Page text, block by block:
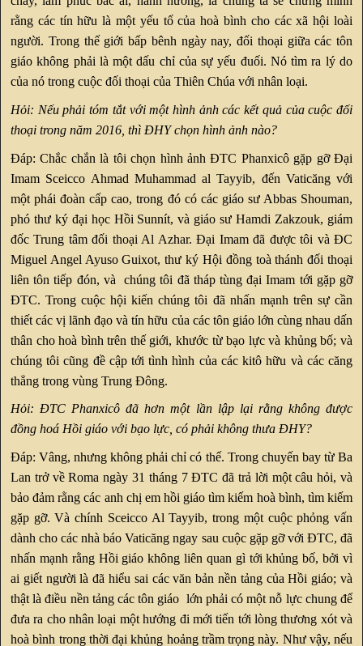
rằng các tín hữu là một yếu tố của hoà bình cho các xã hội loài
người. Trong thế giới bấp bênh ngày nay, đối thoại giữa các tôn
giáo không phải là một dấu chỉ của sự yếu đuối. Nó tìm ra lý do
của nó trong cuộc đối thoại của Thiên Chúa với nhân loại.
Hỏi: Nếu phải tóm tắt với một hình ảnh các kết quả của cuộc đối
thoại trong năm 2016, thì ĐHY chọn hình ảnh nào?
Đáp: Chắc chắn là tôi chọn hình ảnh ĐTC Phanxicô gặp gỡ Đại
Imam Sceicco Ahmad Muhammad al Tayyib, đến Vaticăng với
một phái đoàn cấp cao, trong đó có các giáo sư Abbas Shouman,
phó thư ký đại học Hồi Sunnít, và giáo sư Hamdi Zakzouk, giám
đốc Trung tâm đối thoại Al Azhar. Đại Imam đã được tôi và ĐC
Miguel Angel Ayuso Guixot, thư ký Hội đồng toà thánh đối thoại
liên tôn tiếp đón, và chúng tôi đã tháp tùng đại Imam tới gặp gỡ
ĐTC. Trong cuộc hội kiến chúng tôi đã nhấn mạnh trên sự cần
thiết các vị lãnh đạo và tín hữu của các tôn giáo lớn cùng nhau dấn
thân cho hoà bình trên thế giới, khước từ bạo lực và khủng bố; và
chúng tôi cũng đề cập tới tình hình của các kitô hữu và các căng
thẳng trong vùng Trung Đông.
Hỏi: ĐTC Phanxicô đã hơn một lần lập lại rằng không được
đồng hoá Hồi giáo với bạo lực, có phải không thưa ĐHY?
Đáp: Vâng, nhưng không phải chỉ có thế. Trong chuyến bay từ Ba
Lan trở về Roma ngày 31 tháng 7 ĐTC đã trả lời một câu hỏi, và
bảo đảm rằng các anh chị em hồi giáo tìm kiếm hoà bình, tìm kiếm
gặp gỡ. Và chính Sceicco Al Tayyib, trong một cuộc phỏng vấn
dành cho các nhà báo Vaticăng ngay sau cuộc gặp gỡ với ĐTC, đã
nhấn mạnh rằng Hồi giáo không liên quan gì tới khủng bố, bởi vì
ai giết người là đã hiểu sai các văn bản nền tảng của Hồi giáo; và
thật là điều nền tảng các tôn giáo lớn phải có một nỗ lực chung để
đưa ra cho nhân loại một hướng đi mới tiến tới lòng thương xót và
hoà bình trong thời đại khủng hoảng trầm trọng này. Như vậy, nếu